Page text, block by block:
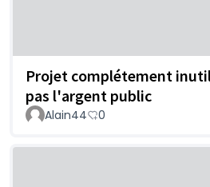
Projet complétement
pas l'argent public
Alain44 0